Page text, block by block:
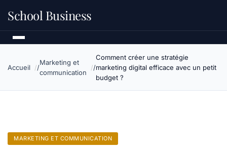
School Business
Accueil
Marketing et
communication
Comment créer une stratégie
marketing digital efficace avec un petit
budget ?
MARKETING ET COMMUNICATION